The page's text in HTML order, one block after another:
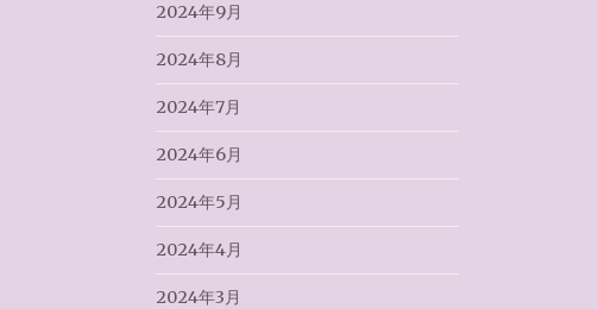
2024年9月
2024年8月
2024年7月
2024年6月
2024年5月
2024年4月
2024年3月